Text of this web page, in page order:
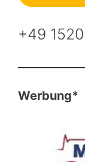
+49
Werbung*